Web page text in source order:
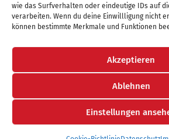
wie das Surfverhalten oder eindeutige IDs auf
verarbeiten. Wenn du deine Einwillligung nicht
können bestimmte Merkmale und Funktionen
Akzeptieren
Ablehnen
Einstellungen
Copyright 2026 © Autozentrum Hettstedt